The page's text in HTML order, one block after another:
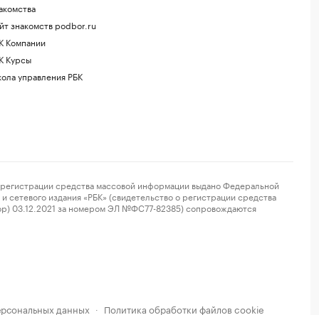
знакомств podbor.ru
Компании
Курсы
управления РБК
средства массовой информации выдано Федеральной
издания «РБК» (свидетельство о регистрации средства
03.12.2021 за номером ЭЛ №ФС77-82385) сопровождаются
данных · Политика обработки файлов cookie